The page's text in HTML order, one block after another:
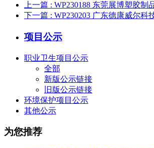
上一篇 : WP230188 东莞展博塑胶制
下一篇 : WP230203 广东德康威尔科
项目公示
职业卫生项目公示
全部
新版公示链接
旧版公示链接
环境保护项目公示
其他公示
为您推荐